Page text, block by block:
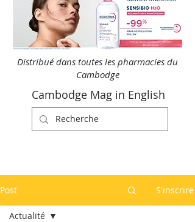
Distribué dans toutes les pharmacies du
Cambodge
Cambodge Mag in English
Post S'inscrire
Actualité